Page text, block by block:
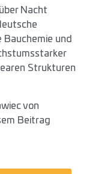
Nacht
und
Strukturen
von
Beitrag